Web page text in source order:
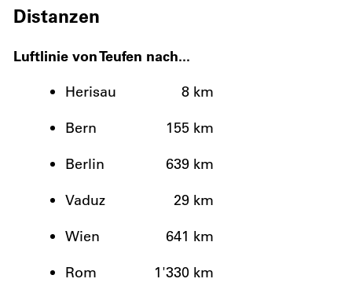
Distanzen
Luftlinie von Teufen nach...
Herisau
8 km
Bern
155 km
Berlin
639 km
Vaduz
29 km
Wien
641 km
Rom
1'330 km